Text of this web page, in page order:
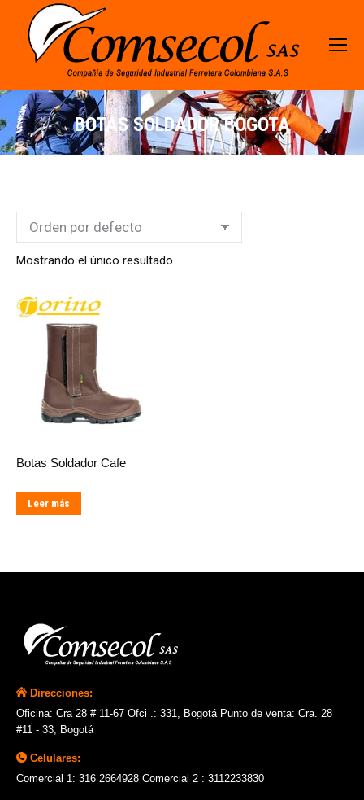
BOTAS SOLDADOR BOGOTA
Mostrando el único resultado
Botas Soldador Cafe
Leer más
Direcciones:
Oficina: Cra 28 # 11-67 Ofci .: 331, Bogotá Punto de venta: Cra. 28
#11 - 33, Bogotá
Celulares:
Comercial 1: 316 2664928 Comercial 2 : 3112233830